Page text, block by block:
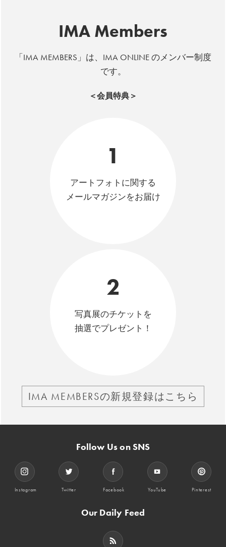
IMA Members
「IMA MEMBERS」は、IMA ONLINE のメンバー制度
です。
＜会員特典＞
1
アートフォトに関する
メールマガジンをお届け
2
写真展のチケットを
抽選でプレゼント！
IMA MEMBERSの新規登録はこちら
Follow Us on SNS
Instagram Twitter Facebook YouTube Pinterest
Our Daily Feed